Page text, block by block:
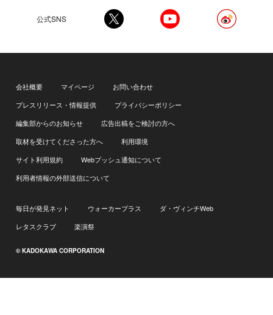
公式SNS
会社概要 マイページ
お問い合わせ
プレスリリース・情報提供
プライバシーポリシー
編集部からのお知らせ
広告出稿をご検討の方へ
取材を受けてくださった方へ
利用環境
サイト利用規約
Webプッシュ通知について
利用者情報の外部送信について
毎日が発見ネット ウォーカープラス
ダ・ヴィンチWeb
レタスクラブ
楽演祭
© KADOKAWA CORPORATION